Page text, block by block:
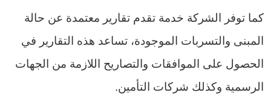
كما توفر الشركة خدمة تقدم تقارير معتمدة عن حالة
المبنى والتسربات الموجودة، تساعد هذه التقارير في
الحصول على الموافقات والتصاريح اللازمة من الجهات
الرسمية وكذلك شركات التأمين.